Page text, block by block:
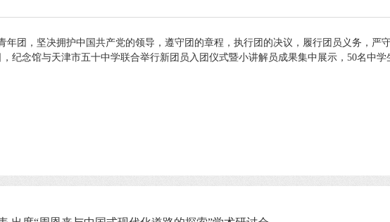
年团，坚决拥护中国共产党的领导，遵守团的章程，执行团的决议，履行团员义务，
，纪念馆与天津市五十中学联合举行新团员入团仪式暨小讲解员成果集中展示，50名中